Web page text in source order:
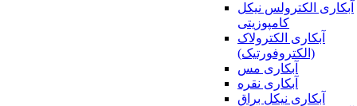
آبکاری الکترولس نیکل
کامپوزیتی
آبکاری الکترولاک
(الکتروفورتیک)
آبکاری مس
آبکاری نقره
آبکاری نیکل براق